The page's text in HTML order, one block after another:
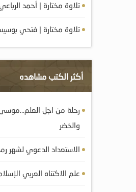
تلاوة مختارة | أحمد
تلاوة مختارة | فتحي
أكثر الكتب مشاهده
رحلة من اجل
والخضر
الاستعداد الدعوي لشهر
علم الاكتناه العربي